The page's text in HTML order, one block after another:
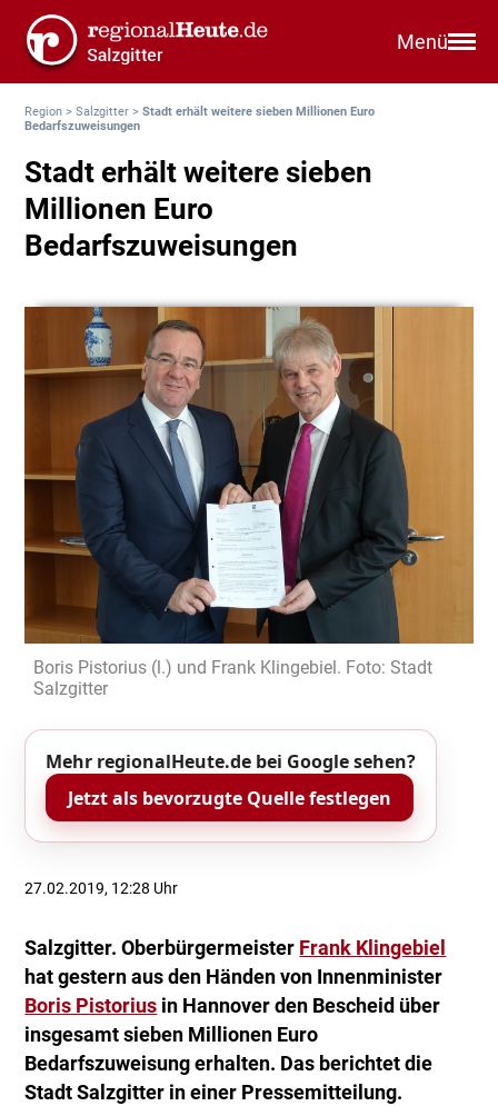
Menü
Region >Salzgitter >Stadt erhält weitere sieben Millionen Euro
Bedarfszuweisungen
Stadt erhält weitere sieben
Millionen Euro
Bedarfszuweisungen
Boris Pistorius (l.) und Frank Klingebiel. Foto: Stadt
Salzgitter
Mehr regionalHeute.de bei Google sehen?
Jetzt als bevorzugte Quelle festlegen
27.02.2019, 12:28 Uhr
Salzgitter. Oberbürgermeister Frank Klingebiel
hat gestern aus den Händen von Innenminister
Boris Pistorius in Hannover den Bescheid über
insgesamt sieben Millionen Euro
Bedarfszuweisung erhalten. Das berichtet die
Stadt Salzgitter in einer Pressemitteilung.